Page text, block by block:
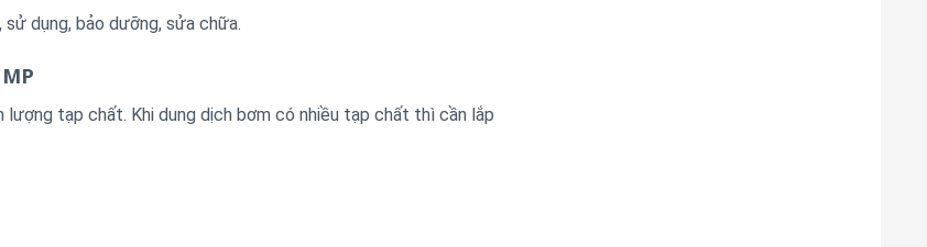
dụng, bảo dưỡng, sửa chữa.
tạp chất. Khi dung dịch bơm có nhiều tạp chất thì cần lắp